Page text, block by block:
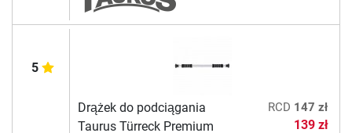
5
Drążek do podciągania
Taurus Türreck Premium
RCD 147 zł
139 zł